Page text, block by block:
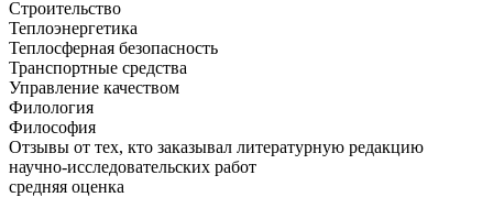
Строительство
Теплоэнергетика
Теплосферная безопасность
Транспортные средства
Управление качеством
Филология
Философия
Отзывы от тех, кто заказывал литературную редакцию
научно-исследовательских работ
средняя оценка